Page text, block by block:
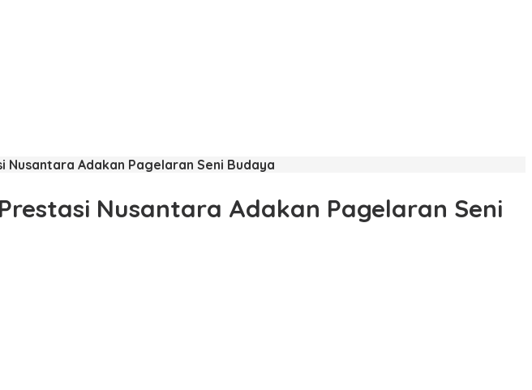
Nusantara Adakan Pagelaran Seni Budaya
Nusantara Adakan Pagelaran Seni